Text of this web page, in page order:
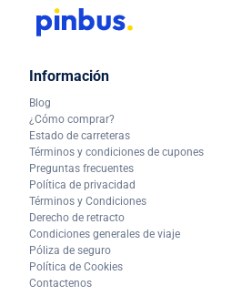
Información
Blog
¿Cómo comprar?
Estado de carreteras
Términos y condiciones de cupones
Preguntas frecuentes
Política de privacidad
Términos y Condiciones
Derecho de retracto
Condiciones generales de viaje
Póliza de seguro
Política de Cookies
Contactenos